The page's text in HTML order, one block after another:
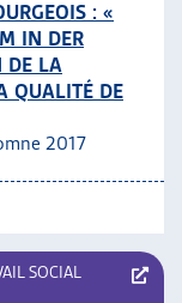
: «
IN DER
DE LA
QUALITÉ DE
2017
SOCIAL